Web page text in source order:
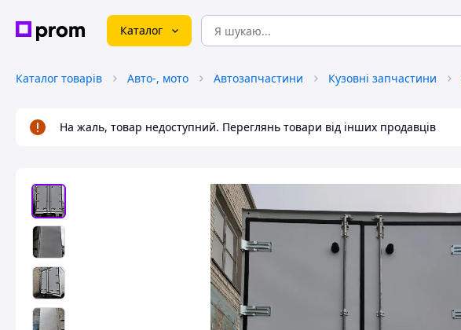
Каталог
Каталог товарів Авто-, мото Автозапчастини Кузовні запчастини
На жаль, товар недоступний. Переглянь товари від інших продавців